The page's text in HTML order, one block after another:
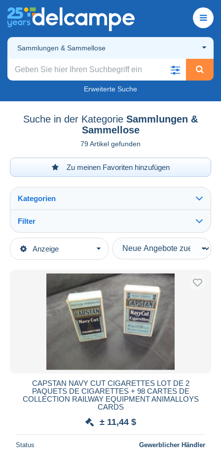
Sammlungen & Sammellose
Erweiterte Suche
Suche in der Kategorie Sammlungen &
Sammellose
79 Artikel gefunden
Zu meinen Favoriten hinzufügen
Anzeige
Kategorien
Hauptkategorien
Sammelbilder, Kaufmannsbilder, Oblaten
Kaufmanns- und Zigarettenbilder
Zigaretten
Sammlungen & Sammellose
Filter
Art der Verkäufe
Laufende Angebote
Festpreise
Auktionen mit Geboten
Auktionen ohne Gebote
Auktionshäuser
Endet in Stunde(n)
Von $ bis $
CAPSTAN NAVY CUT CIGARETTES LOT DE 2
PAQUETS DE CIGARETTES + 98 CARTES DE
COLLECTION RAILWAY EQUIPMENT ANIMALLOYS
CARDS
± 11,44 $
Status Gewerblicher Händler